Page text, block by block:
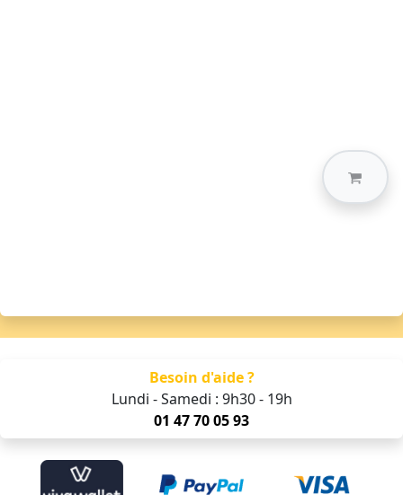
Besoin d'aide ?
Lundi - Samedi : 9h30 - 19h
01 47 70 05 93